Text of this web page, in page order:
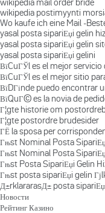
wikipedia mail order bride
wikipedia postimyynti
Wo kaufe ich eine Mail -
yasal posta sipariЕџi gelin
yasal posta sipariЕџi gelin
yasal posta sipariЕџi gelini
ВїCuГЎl es el mejor
ВїCuГЎl es el mejor sitio
ВїDГіnde puedo encontrar
ВїQuГ© es la novia de
Г¦gte historie om
Г¦gte postordre brudesider
ГЁ la sposa per
Гњst Nominal Posta
Гњst Nominal Posta
Гњst Posta SipariЕџi Gelin
Гњst posta sipariЕџi gelin
Д±rklararasД± posta
Новости
Рейтинг Казино